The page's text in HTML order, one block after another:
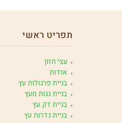
תפריט ראשי
עצי חזון
אודות
בניית פרגולות עץ
בניית גגות מעץ
בניית דק עץ
בניית גדרות עץ